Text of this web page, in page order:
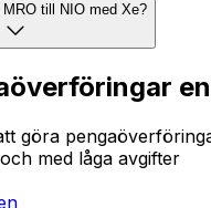
till NIO med Xe?
göra
med låga avgifter